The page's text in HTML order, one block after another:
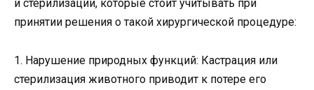
и стерилизации, которые стоит учитывать при
принятии решения о такой хирургической процедуре:
1. Нарушение природных функций: Кастрация или
стерилизация животного приводит к потере его